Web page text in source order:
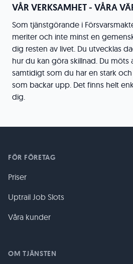
VÅR VERKSAMHET - VÅRA
Som tjänstgörande i
meriter och inte minst en
dig resten av livet. Du utvecklas
hur du kan göra skillnad. Du möts
samtidigt som du har en stark
som backar upp. Det finns helt
dig.
FÖR FÖRETAG
Priser
Uptrail Job Slots
Våra kunder
OM TJÄNSTEN